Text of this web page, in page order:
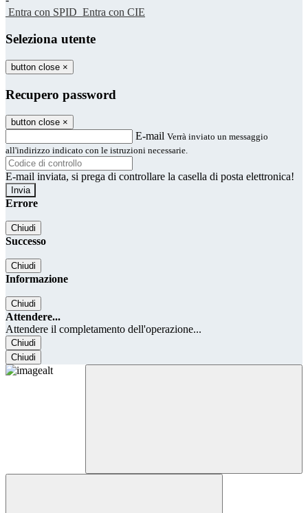
Entra con SPID Entra con CIE
Seleziona utente
button close ×
Recupero password
button close ×
E-mail Verrà inviato un messaggio
all'indirizzo indicato con le istruzioni necessarie.
E-mail inviata, si prega di controllare la casella di posta elettronica!
Errore
Chiudi
Successo
Chiudi
Informazione
Chiudi
Attendere...
Attendere il completamento dell'operazione...
Chiudi
Chiudi